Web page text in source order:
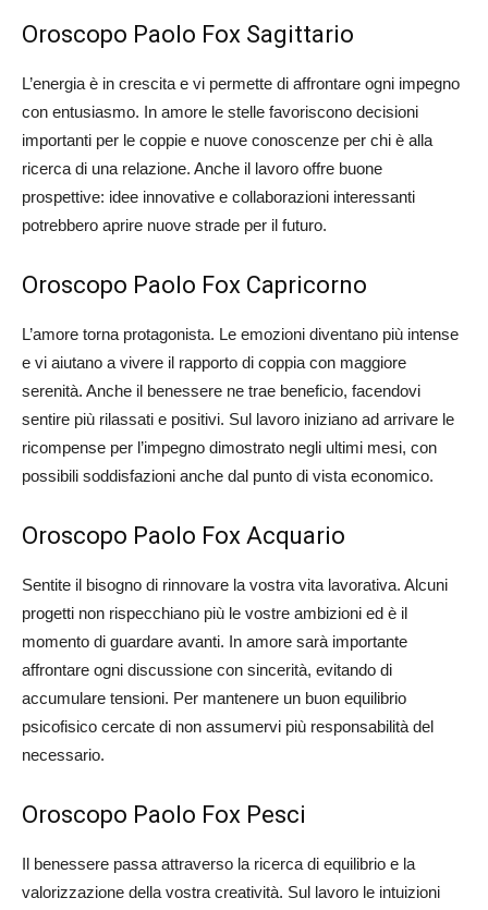
Oroscopo Paolo Fox Sagittario
L’energia è in crescita e vi permette di affrontare ogni impegno
con entusiasmo. In amore le stelle favoriscono decisioni
importanti per le coppie e nuove conoscenze per chi è alla
ricerca di una relazione. Anche il lavoro offre buone
prospettive: idee innovative e collaborazioni interessanti
potrebbero aprire nuove strade per il futuro.
Oroscopo Paolo Fox Capricorno
L’amore torna protagonista. Le emozioni diventano più intense
e vi aiutano a vivere il rapporto di coppia con maggiore
serenità. Anche il benessere ne trae beneficio, facendovi
sentire più rilassati e positivi. Sul lavoro iniziano ad arrivare le
ricompense per l’impegno dimostrato negli ultimi mesi, con
possibili soddisfazioni anche dal punto di vista economico.
Oroscopo Paolo Fox Acquario
Sentite il bisogno di rinnovare la vostra vita lavorativa. Alcuni
progetti non rispecchiano più le vostre ambizioni ed è il
momento di guardare avanti. In amore sarà importante
affrontare ogni discussione con sincerità, evitando di
accumulare tensioni. Per mantenere un buon equilibrio
psicofisico cercate di non assumervi più responsabilità del
necessario.
Oroscopo Paolo Fox Pesci
Il benessere passa attraverso la ricerca di equilibrio e la
valorizzazione della vostra creatività. Sul lavoro le intuizioni